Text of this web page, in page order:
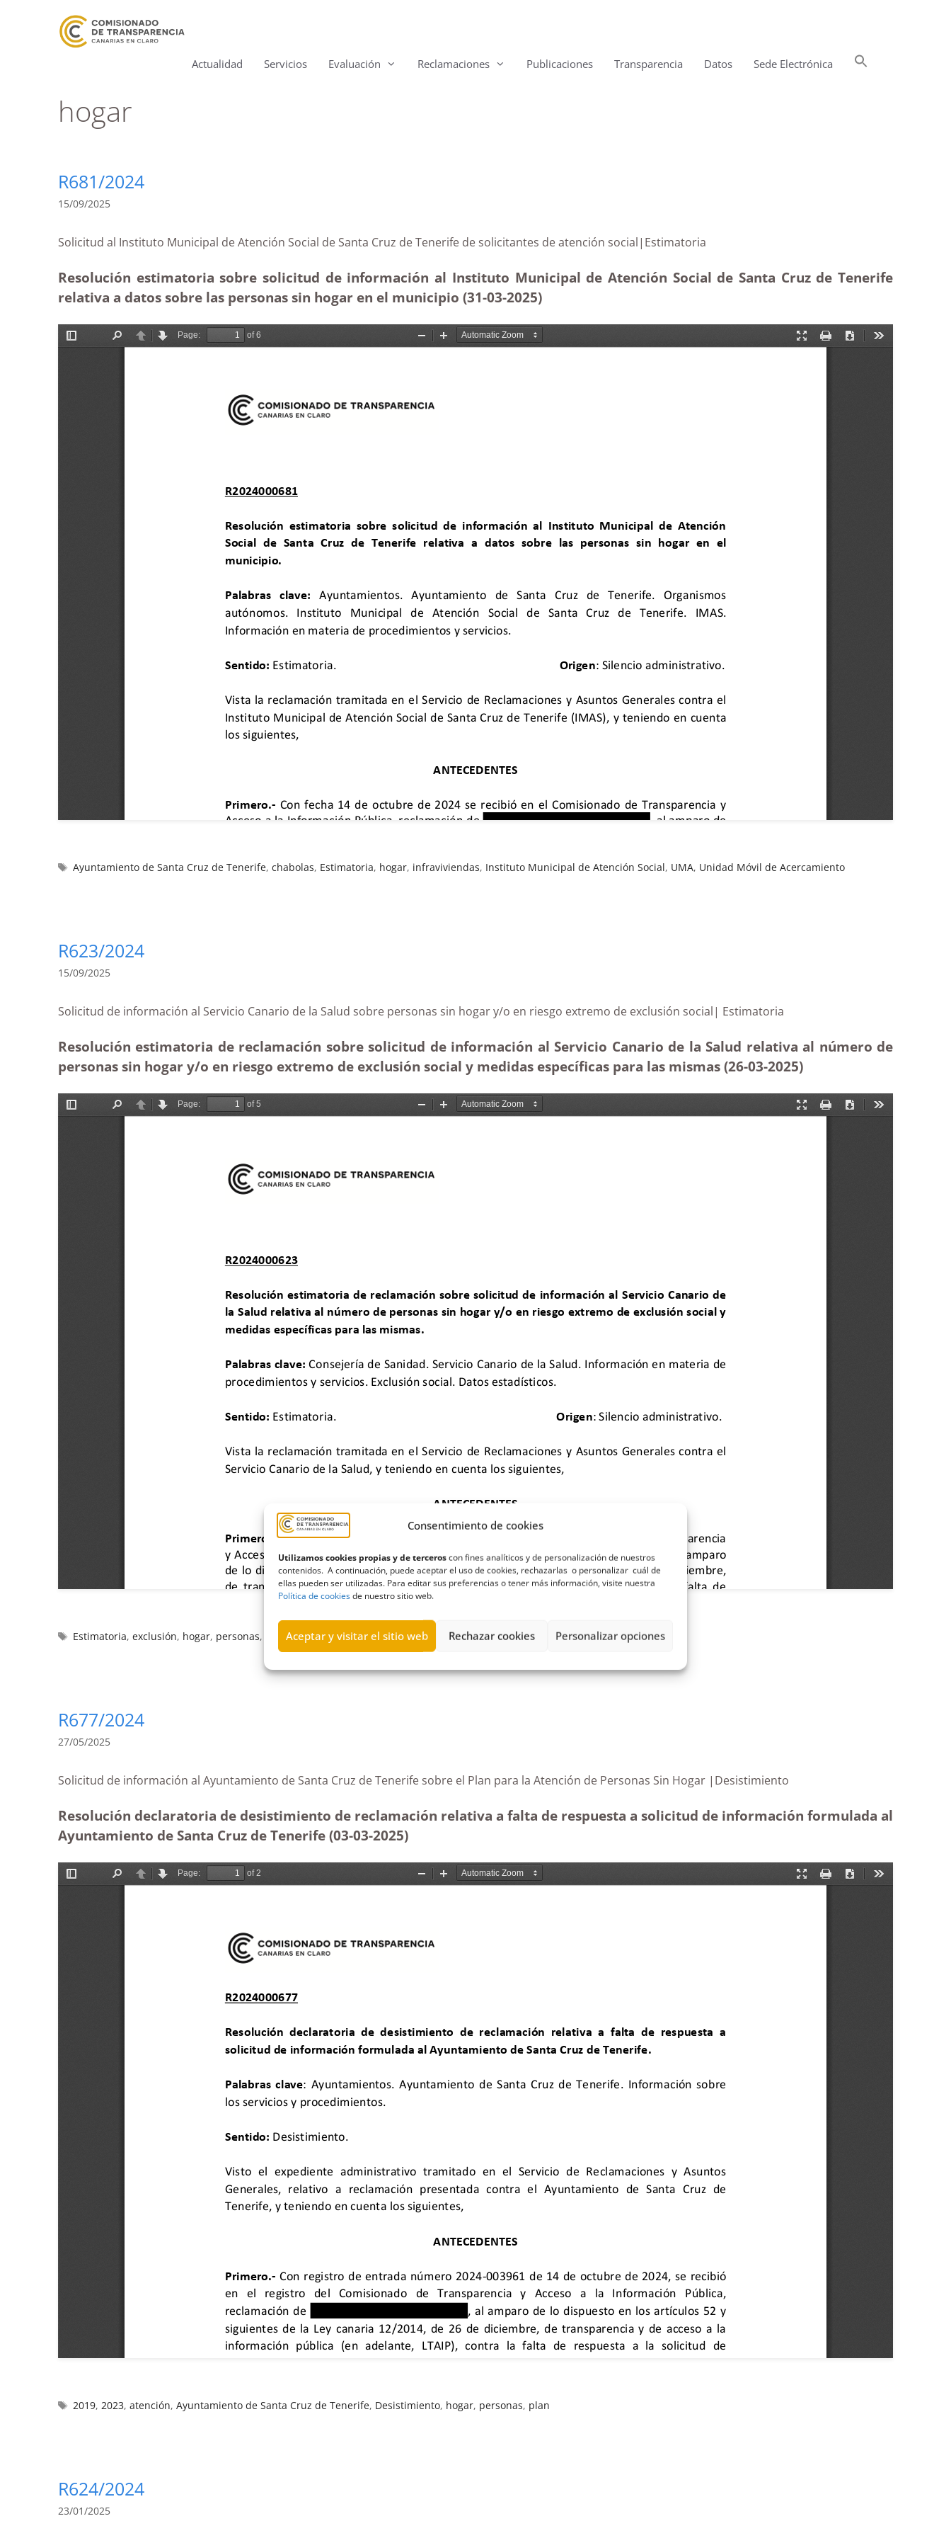
Consentimiento de cookies
Utilizamos cookies propias y de terceroscon fines analíticos y de personalización de nuestros
contenidos. A continuación, puede aceptar el uso de cookies, rechazarlas o personalizar cuál de
ellas pueden ser utilizadas. Para editar sus preferencias o tener más información, visite nuestra
Política de cookiesde nuestro sitio web.
Aceptar y visitar el sitio web Rechazar cookies Personalizar opciones
Actualidad Servicios Evaluación Reclamaciones Publicaciones Transparencia Datos Sede Electrónica
hogar
R681/2024
15/09/2025
Solicitud al Instituto Municipal de Atención Social de Santa Cruz de Tenerife de solicitantes de atención social|Estimatoria
Resolución estimatoria sobre solicitud de información al Instituto Municipal de Atención Social de Santa Cruz de Tenerife
relativa a datos sobre las personas sin hogar en el municipio (31-03-2025)
Ayuntamiento de Santa Cruz de Tenerife,chabolas, Estimatoria, hogar, infraviviendas, Instituto Municipal de Atención Social, UMA, Unidad Móvil de Acercamiento
R623/2024
15/09/2025
Solicitud de información al Servicio Canario de la Salud sobre personas sin hogar y/o en riesgo extremo de exclusión social| Estimatoria
Resolución estimatoria de reclamación sobre solicitud de información al Servicio Canario de la Salud relativa al número de
personas sin hogar y/o en riesgo extremo de exclusión social y medidas específicas para las mismas (26-03-2025)
Estimatoria,exclusión, hogar, personas, riesgos,Salud mental ,SCS,Servicio Canario de la Salud
R677/2024
27/05/2025
Solicitud de información al Ayuntamiento de Santa Cruz de Tenerife sobre el Plan para la Atención de Personas Sin Hogar |Desistimiento
Resolución declaratoria de desistimiento de reclamación relativa a falta de respuesta a solicitud de información formulada al
Ayuntamiento de Santa Cruz de Tenerife (03-03-2025)
2019,2023,atención,Ayuntamiento de Santa Cruz de Tenerife, Desistimiento, hogar, personas, plan
R624/2024
23/01/2025